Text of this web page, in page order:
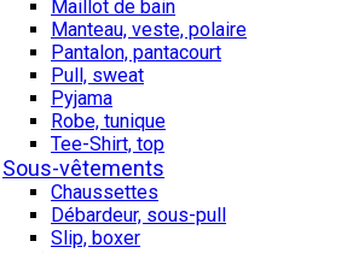
Maillot de bain
Manteau, veste, polaire
Pantalon, pantacourt
Pull, sweat
Pyjama
Robe, tunique
Tee-Shirt, top
Sous-vêtements
Chaussettes
Débardeur, sous-pull
Slip, boxer